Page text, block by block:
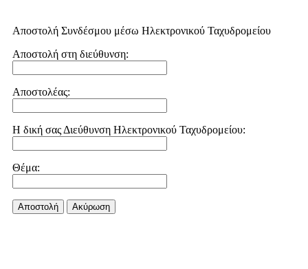
Αποστολή Συνδέσμου μέσω Ηλεκτρονικού Ταχυδρομείου
Αποστολή στη διεύθυνση:
Αποστολέας:
Η δική σας Διεύθυνση Ηλεκτρονικού Ταχυδρομείου:
Θέμα:
Αποστολή Aκύρωση